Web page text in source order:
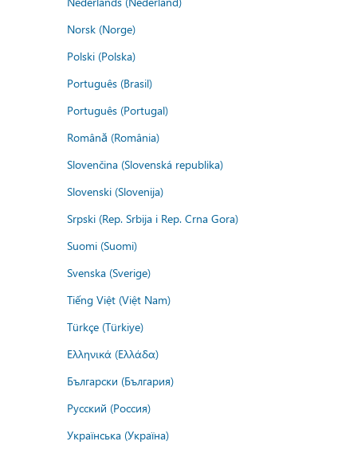
Norsk (Norge)
Polski (Polska)
Português (Brasil)
Português (Portugal)
Română (România)
Slovenčina (Slovenská republika)
Slovenski (Slovenija)
Srpski (Rep. Srbija i Rep. Crna Gora)
Suomi (Suomi)
Svenska (Sverige)
Tiếng Việt (Việt Nam)
Türkçe (Türkiye)
Ελληνικά (Ελλάδα)
Български (България)
Русский (Россия)
Українська (Україна)